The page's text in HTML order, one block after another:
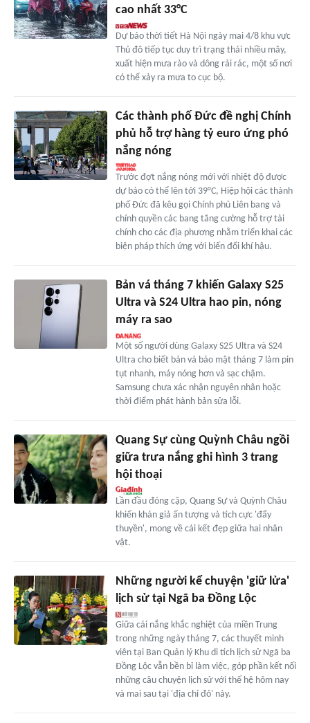
cao nhất 33°C
Dự báo thời tiết Hà Nội ngày mai 4/8 khu vực
Thủ đô tiếp tục duy trì trạng thái nhiều mây,
xuất hiện mưa rào và dông rải rác, một số nơi
có thể xảy ra mưa to cục bộ.
Các thành phố Đức đề nghị Chính
phủ hỗ trợ hàng tỷ euro ứng phó
nắng nóng
Trước đợt nắng nóng mới với nhiệt độ được
dự báo có thể lên tới 39°C, Hiệp hội các thành
phố Đức đã kêu gọi Chính phủ Liên bang và
chính quyền các bang tăng cường hỗ trợ tài
chính cho các địa phương nhằm triển khai các
biện pháp thích ứng với biến đổi khí hậu.
Bản vá tháng 7 khiến Galaxy S25
Ultra và S24 Ultra hao pin, nóng
máy ra sao
Một số người dùng Galaxy S25 Ultra và S24
Ultra cho biết bản vá bảo mật tháng 7 làm pin
tụt nhanh, máy nóng hơn và sạc chậm.
Samsung chưa xác nhận nguyên nhân hoặc
thời điểm phát hành bản sửa lỗi.
Quang Sự cùng Quỳnh Châu ngồi
giữa trưa nắng ghi hình 3 trang
hội thoại
Lần đầu đóng cặp, Quang Sự và Quỳnh Châu
khiến khán giả ấn tượng và tích cực 'đẩy
thuyền', mong về cái kết đẹp giữa hai nhân
vật.
Những người kể chuyện 'giữ lửa'
lịch sử tại Ngã ba Đồng Lộc
Giữa cái nắng khắc nghiệt của miền Trung
trong những ngày tháng 7, các thuyết minh
viên tại Ban Quản lý Khu di tích lịch sử Ngã ba
Đồng Lộc vẫn bền bỉ làm việc, góp phần kết nối
những câu chuyện lịch sử với thế hệ hôm nay
và mai sau tại 'địa chỉ đỏ' này.